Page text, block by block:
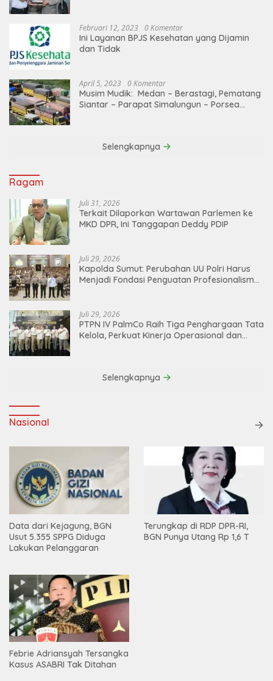
Februari 12, 2023 0 Komentar
Ini Layanan BPJS Kesehatan yang Dijamin
dan Tidak
April 5, 2023 0 Komentar
Musim Mudik: Medan – Berastagi, Pematang
Siantar – Parapat Simalungun – Porsea
Selengkapnya
Ragam
Juli 31, 2026
Terkait Dilaporkan Wartawan Parlemen ke
MKD DPR, Ini Tanggapan Deddy PDIP
Juli 29, 2026
Kapolda Sumut: Perubahan UU Polri Harus
Menjadi Fondasi Penguatan Profesionalisme
Juli 29, 2026
PTPN IV PalmCo Raih Tiga Penghargaan Tata
Kelola, Perkuat Kinerja Operasional dan
Selengkapnya
Nasional
Data dari Kejagung, BGN
Usut 5.355 SPPG Diduga
Lakukan Pelanggaran
Terungkap di RDP DPR-RI,
BGN Punya Utang Rp 1,6 T
Febrie Adriansyah Tersangka
Kasus ASABRI Tak Ditahan